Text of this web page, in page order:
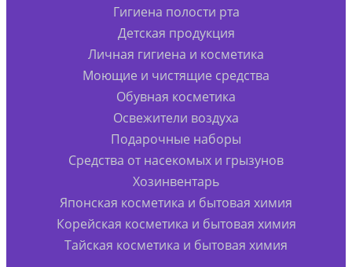
Гигиена полости рта
Детская продукция
Личная гигиена и косметика
Моющие и чистящие средства
Обувная косметика
Освежители воздуха
Подарочные наборы
Средства от насекомых и грызунов
Хозинвентарь
Японская косметика и бытовая химия
Корейская косметика и бытовая химия
Тайская косметика и бытовая химия